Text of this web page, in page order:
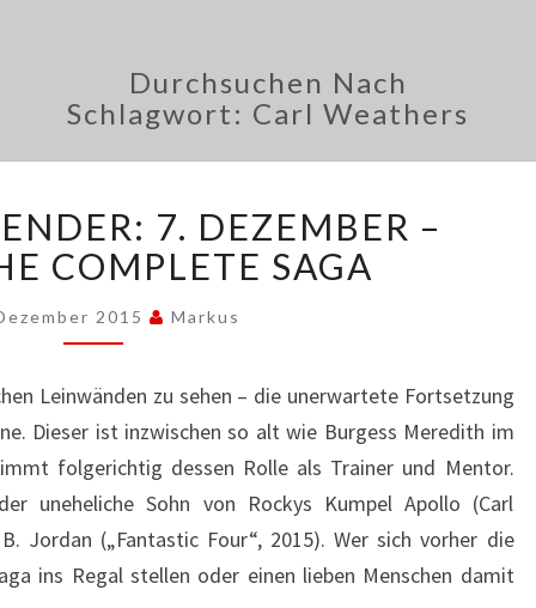
Durchsuchen Nach
Schlagwort: Carl Weathers
7.
DEZEMBER
–
ROCKY:
THE
SAGA
7. DEZEMBER –
COMPLETE SAGA
2015 Markus
Leinwänden zu sehen – die unerwartete Fortsetzung
Dieser ist inzwischen so alt wie Burgess Meredith im
folgerichtig dessen Rolle als Trainer und Mentor.
uneheliche Sohn von Rockys Kumpel Apollo (Carl
Jordan („Fantastic Four“, 2015). Wer sich vorher die
ins Regal stellen oder einen lieben Menschen damit